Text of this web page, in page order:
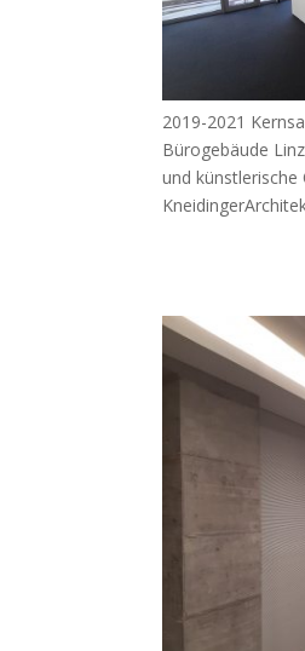
2019-2021
Bürogebäude
und